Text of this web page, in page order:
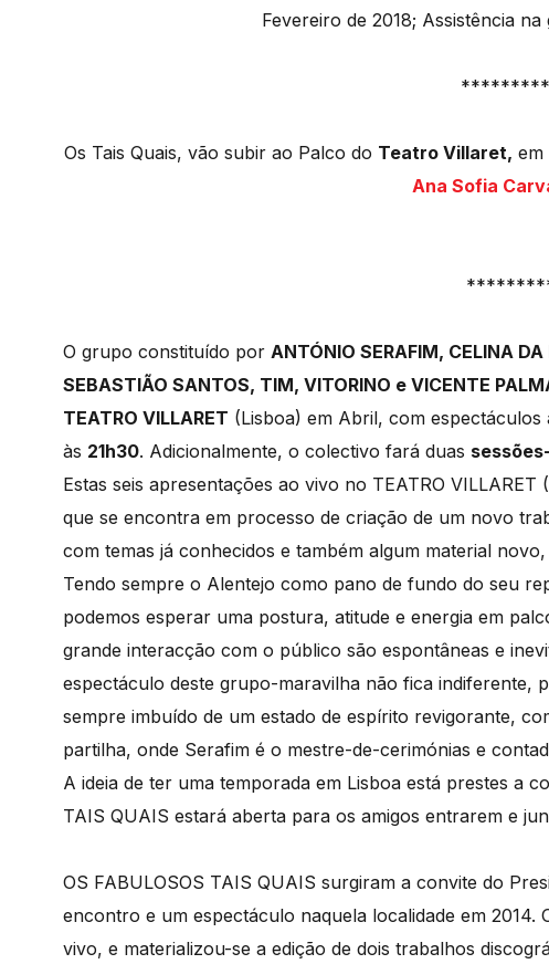
Fevereiro de 2018; Assistência
Os Tais Quais, vão subir ao Palco do Teatro Villaret, em
Ana Sofia
O grupo constituído por ANTÓNIO SERAFIM, CELINA DA
SEBASTIÃO SANTOS, TIM, VITORINO e VICENTE
TEATRO VILLARET (Lisboa) em Abril, com espectáculos
às 21h30. Adicionalmente, o colectivo fará duas
Estas seis apresentações ao vivo no TEATRO
que se encontra em processo de criação de um novo
com temas já conhecidos e também algum material
Tendo sempre o Alentejo como pano de fundo do seu
podemos esperar uma postura, atitude e energia em
grande interacção com o público são espontâneas e
espectáculo deste grupo-maravilha não fica indiferente,
sempre imbuído de um estado de espírito revigorante,
partilha, onde Serafim é o mestre-de-cerimónias e
A ideia de ter uma temporada em Lisboa está prestes a
TAIS QUAIS estará aberta para os amigos entrarem e
OS FABULOSOS TAIS QUAIS surgiram a convite do
encontro e um espectáculo naquela localidade em 2014.
vivo, e materializou-se a edição de dois trabalhos